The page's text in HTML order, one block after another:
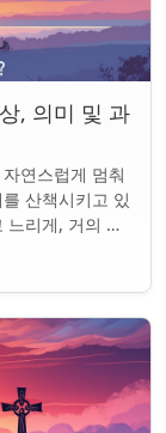
, 의미 및 과
연스럽게 멈춰
산책시키고 있
리게, 거의 신